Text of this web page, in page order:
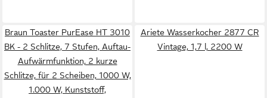
Braun Toaster PurEase HT 3010
BK - 2 Schlitze, 7 Stufen, Auftau-
Aufwärmfunktion, 2 kurze
Schlitze, für 2 Scheiben, 1000 W,
1.000 W, Kunststoff,
Ariete Wasserkocher 2877 CR
Vintage, 1,7 l, 2200 W